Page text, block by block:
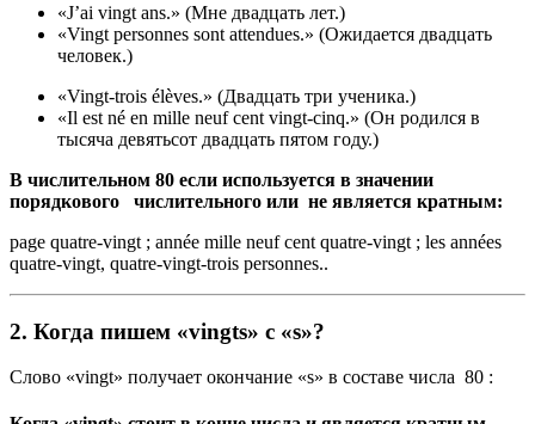
«J’ai vingt ans.» (Мне двадцать лет.)
«Vingt personnes sont attendues.» (Ожидается двадцать
человек.)
«Vingt-trois élèves.» (Двадцать три ученика.)
«Il est né en mille neuf cent vingt-cinq.» (Он родился в
тысяча девятьсот двадцать пятом году.)
В числительном 80 если используется в значении
порядкового числительного или не является кратным:
page quatre-vingt ; année mille neuf cent quatre-vingt ; les années
quatre-vingt, quatre-vingt-trois personnes..
2. Когда пишем «vingts» с «s»?
Слово «vingt» получает окончание «s» в составе числа 80 :